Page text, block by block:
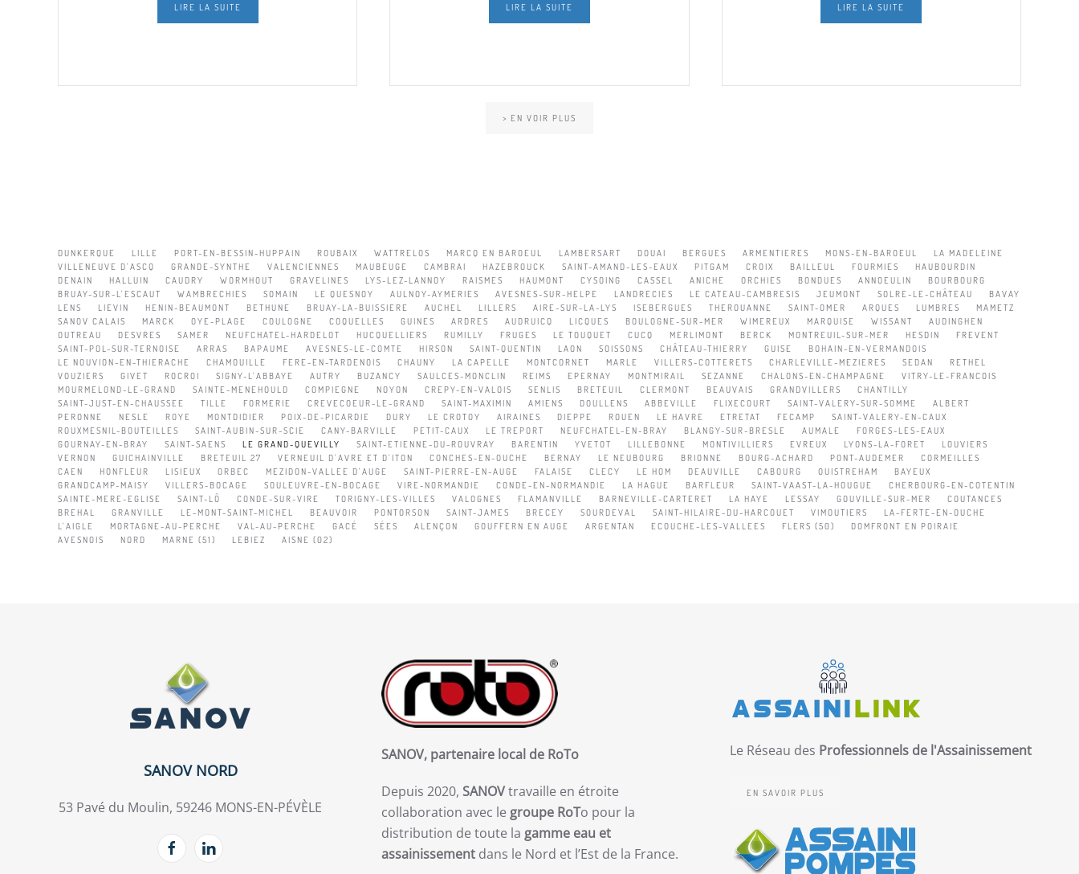
LIRE LA SUITE LIRE LA SUITE LIRE LA SUITE
> EN VOIR PLUS
DUNKERQUE LILLE PORT-EN-BESSIN-HUPPAIN ROUBAIX WATTRELOS MARCQ EN BAROEUL LAMBERSART DOUAI BERGUES ARMENTIERES MONS-EN-BAROEUL
LA MADELEINE
VILLENEUVE D'ASCQ
GRANDE-SYNTHE VALENCIENNES MAUBEUGE CAMBRAI HAZEBROUCK SAINT-AMAND-LES-EAUX PITGAM CROIX BAILLEUL FOURMIES
HAUBOURDIN
DENAIN
HALLUIN CAUDRY WORMHOUT GRAVELINES LYS-LEZ-LANNOY RAISMES HAUMONT CYSOING CASSEL ANICHE ORCHIES BONDUES ANNOEULIN
BOURBOURG
BRUAY-SUR-L'ESCAUT
WAMBRECHIES SOMAIN LE QUESNOY AULNOY-AYMERIES AVESNES-SUR-HELPE LANDRECIES LE CATEAU-CAMBRESIS JEUMONT SOLRE-LE-CHÂTEAU
BAVAY
LENS
LIEVIN HENIN-BEAUMONT BETHUNE BRUAY-LA-BUISSIERE AUCHEL LILLERS AIRE-SUR-LA-LYS ISEBERGUES THEROUANNE SAINT-OMER ARQUES LUMBRES
MAMETZ
SANOV CALAIS
MARCK OYE-PLAGE COULOGNE COQUELLES GUINES ARDRES AUDRUICQ LICQUES BOULOGNE-SUR-MER WIMEREUX MARQUISE WISSANT
AUDINGHEN
OUTREAU
DESVRES SAMER NEUFCHATEL-HARDELOT HUCQUELLIERS RUMILLY FRUGES LE TOUQUET CUCQ MERLIMONT BERCK MONTREUIL-SUR-MER HESDIN
FREVENT
SAINT-POL-SUR-TERNOISE
ARRAS BAPAUME AVESNES-LE-COMTE HIRSON SAINT-QUENTIN LAON SOISSONS CHÂTEAU-THIERRY GUISE
BOHAIN-EN-VERMANDOIS
LE NOUVION-EN-THIERACHE
CHAMOUILLE FERE-EN-TARDENOIS CHAUNY LA CAPELLE MONTCORNET MARLE VILLERS-COTTERETS CHARLEVILLE-MEZIERES SEDAN
RETHEL
VOUZIERS
GIVET ROCROI SIGNY-L'ABBAYE AUTRY BUZANCY SAULCES-MONCLIN REIMS EPERNAY MONTMIRAIL SEZANNE CHALONS-EN-CHAMPAGNE
VITRY-LE-FRANCOIS
MOURMELOND-LE-GRAND
SAINTE-MENEHOULD COMPIEGNE NOYON CREPY-EN-VALOIS SENLIS BRETEUIL CLERMONT BEAUVAIS GRANDVILLERS
CHANTILLY
SAINT-JUST-EN-CHAUSSEE
TILLE FORMERIE CREVECOEUR-LE-GRAND SAINT-MAXIMIN AMIENS DOULLENS ABBEVILLE FLIXECOURT SAINT-VALERY-SUR-SOMME
ALBERT
PERONNE
NESLE ROYE MONTDIDIER POIX-DE-PICARDIE DURY LE CROTOY AIRAINES DIEPPE ROUEN LE HAVRE ETRETAT FECAMP
SAINT-VALERY-EN-CAUX
ROUXMESNIL-BOUTEILLES
SAINT-AUBIN-SUR-SCIE CANY-BARVILLE PETIT-CAUX LE TREPORT NEUFCHATEL-EN-BRAY BLANGY-SUR-BRESLE AUMALE
FORGES-LES-EAUX
GOURNAY-EN-BRAY
SAINT-SAENS LE GRAND-QUEVILLY SAINT-ETIENNE-DU-ROUVRAY BARENTIN YVETOT LILLEBONNE MONTIVILLIERS EVREUX LYONS-LA-FORET
LOUVIERS
VERNON
GUICHAINVILLE BRETEUIL 27 VERNEUIL D'AVRE ET D'ITON CONCHES-EN-OUCHE BERNAY LE NEUBOURG BRIONNE BOURG-ACHARD PONT-AUDEMER
CORMEILLES
CAEN
HONFLEUR LISIEUX ORBEC MEZIDON-VALLEE D'AUGE SAINT-PIERRE-EN-AUGE FALAISE CLECY LE HOM DEAUVILLE CABOURG OUISTREHAM
BAYEUX
GRANDCAMP-MAISY
VILLERS-BOCAGE SOULEUVRE-EN-BOCAGE VIRE-NORMANDIE CONDE-EN-NORMANDIE LA HAGUE BARFLEUR SAINT-VAAST-LA-HOUGUE
CHERBOURG-EN-COTENTIN
SAINTE-MERE-EGLISE
SAINT-LÔ CONDE-SUR-VIRE TORIGNY-LES-VILLES VALOGNES FLAMANVILLE BARNEVILLE-CARTERET LA HAYE LESSAY GOUVILLE-SUR-MER
COUTANCES
BREHAL
GRANVILLE LE-MONT-SAINT-MICHEL BEAUVOIR PONTORSON SAINT-JAMES BRECEY SOURDEVAL SAINT-HILAIRE-DU-HARCOUET VIMOUTIERS
LA-FERTE-EN-OUCHE
L'AIGLE
MORTAGNE-AU-PERCHE VAL-AU-PERCHE GACÉ SÉES ALENÇON GOUFFERN EN AUGE ARGENTAN ECOUCHE-LES-VALLEES FLERS (50)
DOMFRONT EN POIRAIE
AVESNOIS
NORD MARNE (51) LEBIEZ AISNE (02)
SANOV NORD
53 Pavé du Moulin, 59246 MONS-EN-PÉVÈLE
SANOV, partenaire local de RoTo
Depuis 2020, SANOVtravaille en étroite
collaboration avec le groupe RoTo pour la
distribution de toute la gamme eau et
assainissementdans le Nord et l’Est de la France.
Le Réseau des Professionnels de l'Assainissement
EN SAVOIR PLUS